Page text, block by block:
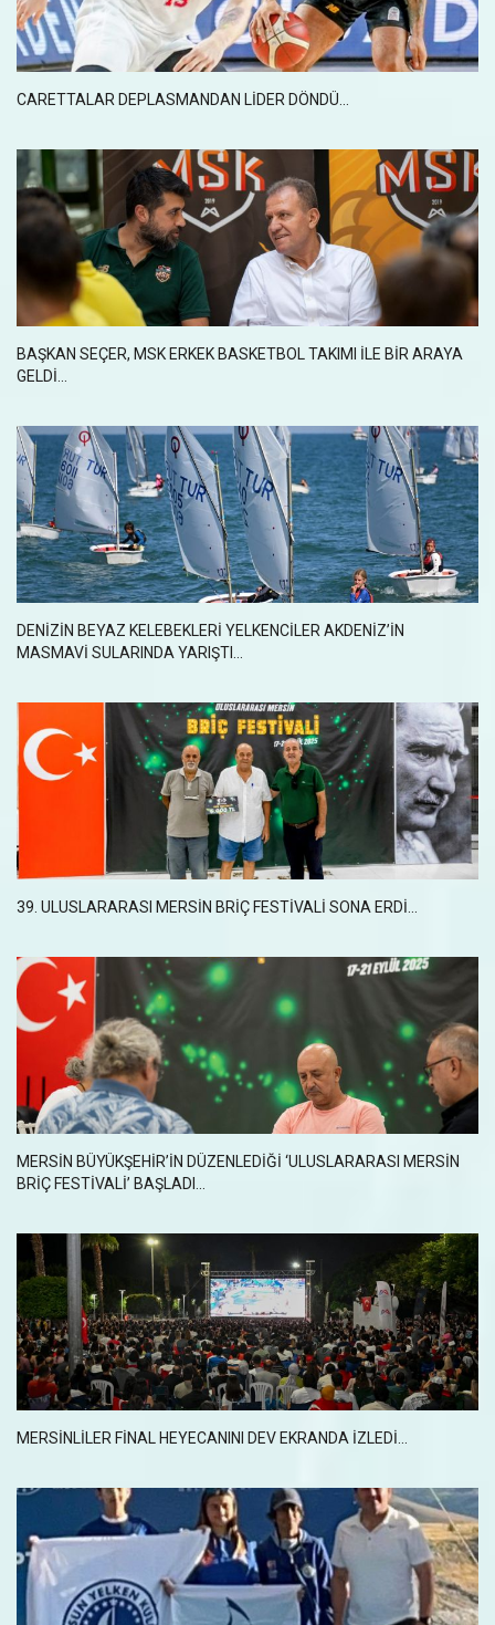
CARETTALAR DEPLASMANDAN LİDER DÖNDÜ...
BAŞKAN SEÇER, MSK ERKEK BASKETBOL TAKIMI İLE BİR ARAYA
GELDİ...
DENİZİN BEYAZ KELEBEKLERİ YELKENCİLER AKDENİZ’İN
MASMAVİ SULARINDA YARIŞTI...
39. ULUSLARARASI MERSİN BRİÇ FESTİVALİ SONA ERDİ...
MERSİN BÜYÜKŞEHİR’İN DÜZENLEDİĞİ ‘ULUSLARARASI MERSİN
BRİÇ FESTİVALİ’ BAŞLADI...
MERSİNLİLER FİNAL HEYECANINI DEV EKRANDA İZLEDİ...